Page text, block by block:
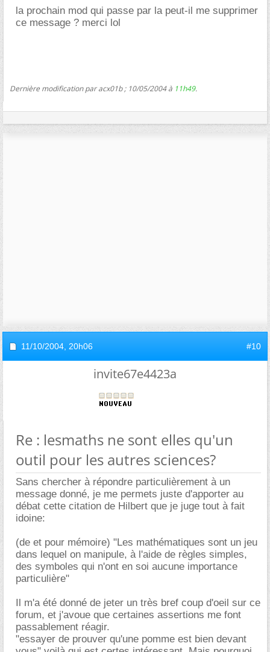
la prochain mod qui passe par la peut-il me supprimer
ce message ? merci lol
Dernière modification par acx01b ; 10/05/2004 à 11h49.
11/10/2004, 20h06 #10
invite67e4423a
Re : lesmaths ne sont elles qu'un
outil pour les autres sciences?
Sans chercher à répondre particulièrement à un
message donné, je me permets juste d'apporter au
débat cette citation de Hilbert que je juge tout à fait
idoine:
(de et pour mémoire) "Les mathématiques sont un jeu
dans lequel on manipule, à l'aide de règles simples,
des symboles qui n'ont en soi aucune importance
particulière"
Il m'a été donné de jeter un très bref coup d'oeil sur ce
forum, et j'avoue que certaines assertions me font
passablement réagir.
"essayer de prouver qu'une pomme est bien devant